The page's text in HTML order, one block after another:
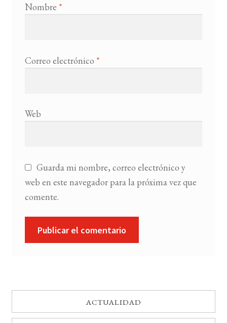
Nombre *
Correo electrónico *
Web
Guarda mi nombre, correo electrónico y
web en este navegador para la próxima vez que
comente.
ACTUALIDAD